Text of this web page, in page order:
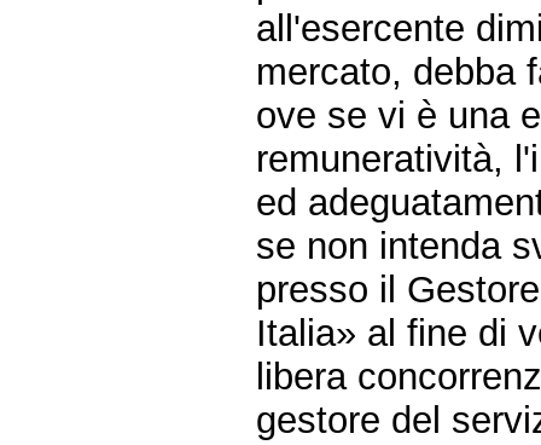
all'esercente
mercato, debba
ove se vi è una
remuneratività,
ed
se non intenda
presso il
Italia» al fine di
libera
gestore del